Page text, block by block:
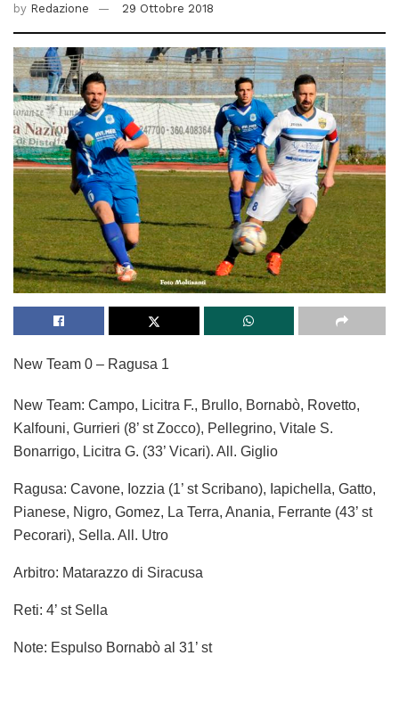
by Redazione 29 Ottobre 2018
New Team 0 – Ragusa 1
New Team: Campo, Licitra F., Brullo, Bornabò, Rovetto,
Kalfouni, Gurrieri (8’ st Zocco), Pellegrino, Vitale S.
Bonarrigo, Licitra G. (33’ Vicari). All. Giglio
Ragusa: Cavone, Iozzia (1’ st Scribano), Iapichella, Gatto,
Pianese, Nigro, Gomez, La Terra, Anania, Ferrante (43’ st
Pecorari), Sella. All. Utro
Arbitro: Matarazzo di Siracusa
Reti: 4’ st Sella
Note: Espulso Bornabò al 31’ st